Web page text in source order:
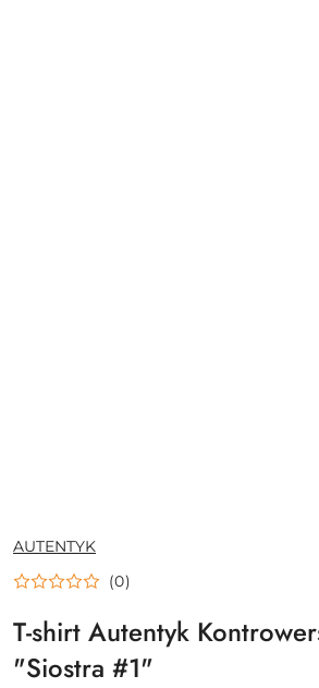
NAZWA
PRODUCENTA:
AUTENTYK
(0)
T-shirt Autentyk
"Siostra #1"